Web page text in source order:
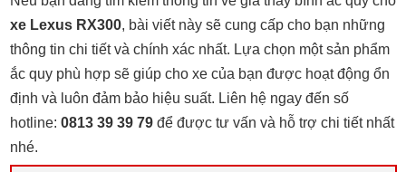
xe Lexus RX300, bài viết này sẽ cung cấp cho bạn những
thông tin chi tiết và chính xác nhất. Lựa chọn một sản phẩm
ắc quy phù hợp sẽ giúp cho xe của bạn được hoạt động ổn
định và luôn đảm bảo hiệu suất. Liên hệ ngay đến số
hotline: 0813 39 39 79để được tư vấn và hỗ trợ chi tiết nhất
nhé.